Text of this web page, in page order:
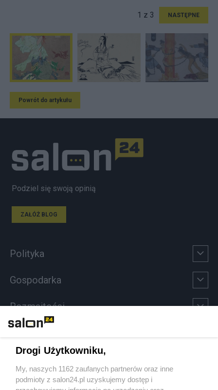
1 z 3 NASTĘPNE
Powrót do artykułu
Podziel się swoją opinią
ZAŁÓŻ BLOG
Polityka
Gospodarka
Rozmaitości
Sport
Społeczeństwo
Drogi Użytkowniku,
My, naszych 1162 zaufanych partnerów oraz inne
podmioty z salon24.pl uzyskujemy dostęp i